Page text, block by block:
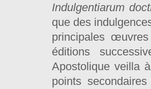
Indulgentiarum
que des
principales
éditions
Apostolique veilla
points